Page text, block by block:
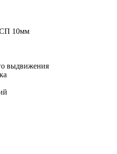
10мм
выдвижения